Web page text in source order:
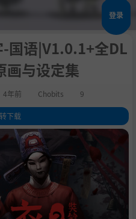
登录
国语|V1.0.1+全DL
画与设定集
4年前 Chobits 9
下载